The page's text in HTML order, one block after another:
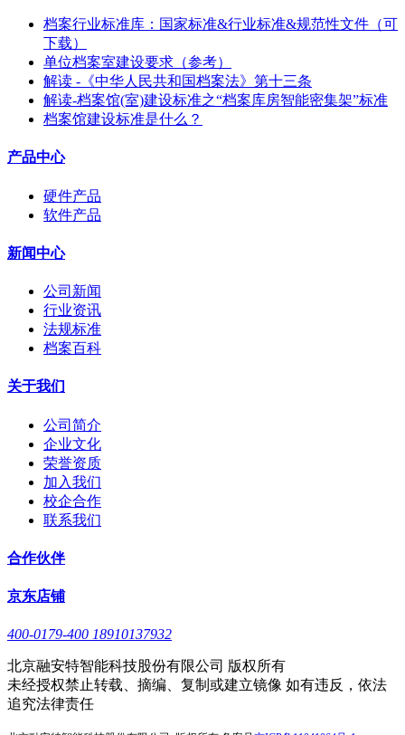
档案行业标准库：国家标准&行业标准&规范性文件（可
下载）
单位档案室建设要求（参考）
解读 -《中华人民共和国档案法》第十三条
解读-档案馆(室)建设标准之“档案库房智能密集架”标准
档案馆建设标准是什么？
产品中心
硬件产品
软件产品
新闻中心
公司新闻
行业资讯
法规标准
档案百科
关于我们
公司简介
企业文化
荣誉资质
加入我们
校企合作
联系我们
合作伙伴
京东店铺
400-0179-400 18910137932
北京融安特智能科技股份有限公司 版权所有
未经授权禁止转载、摘编、复制或建立镜像 如有违反，依法
追究法律责任